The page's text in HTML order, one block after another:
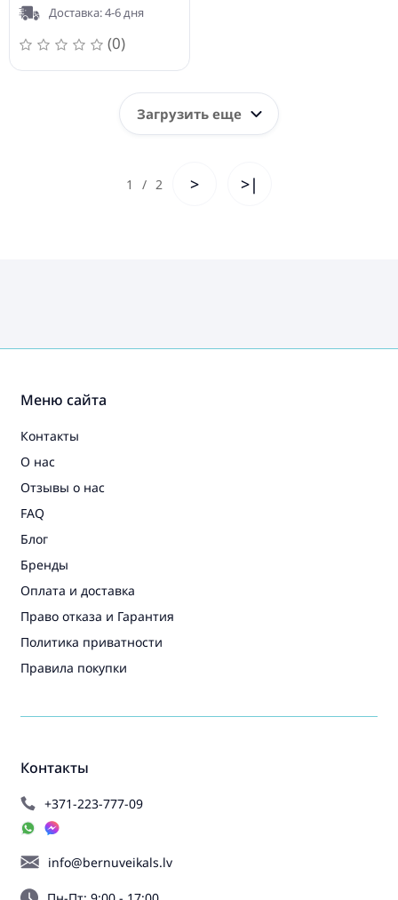
Доставка: 4-6 дня
(0)
Загрузить еще
1 / 2 > >|
Контакты
+371-223-777-09
info@bernuveikals.lv
Меню сайта
Контакты
О нас
Отзывы о нас
FAQ
Блог
Бренды
Оплата и доставка
Право отказа и Гарантия
Политика приватности
Правила покупки